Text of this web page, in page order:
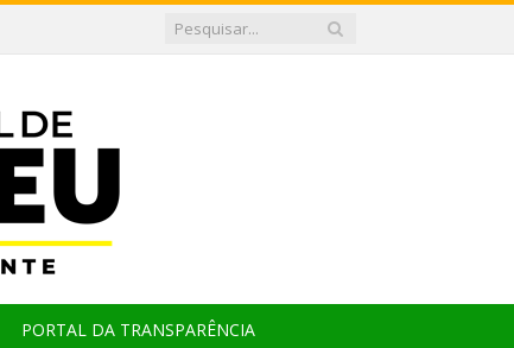
PORTAL DA TRANSPARÊNCIA